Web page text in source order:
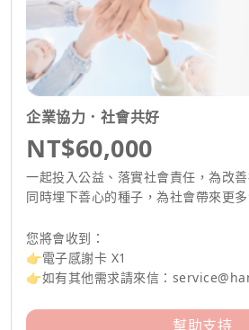
企業協力．社會共好
NT$60,000
一起投入公益、落實社會責任，為改
同時埋下善心的種子，為社會帶來更多
您將會收到：
👉電子感謝卡 X1
👉如有其他需求請來信：
幫助支持